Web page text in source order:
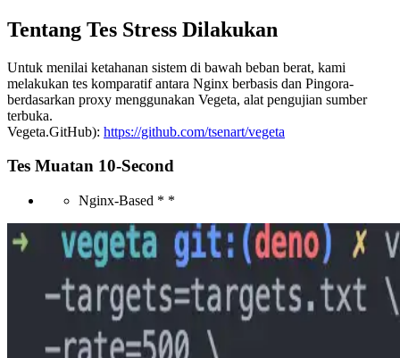
Tentang Tes Stress Dilakukan
Untuk menilai ketahanan sistem di bawah beban berat, kami
melakukan tes komparatif antara Nginx berbasis dan Pingora-
berdasarkan proxy menggunakan Vegeta, alat pengujian sumber
terbuka.
Vegeta.GitHub): https://github.com/tsenart/vegeta
Tes Muatan 10-Second
Nginx-Based * *